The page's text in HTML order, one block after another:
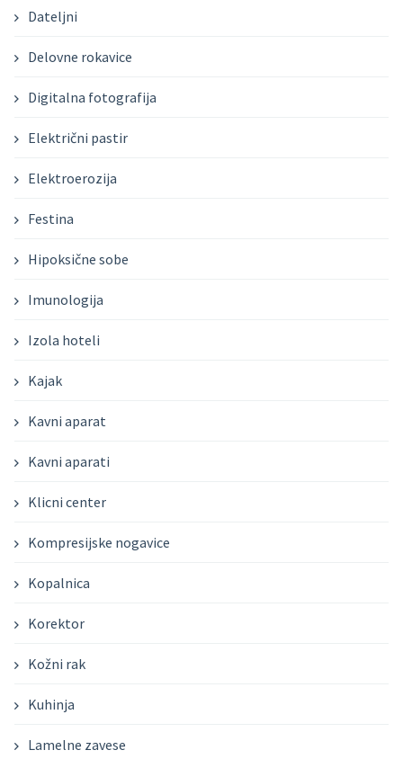
Dateljni
Delovne rokavice
Digitalna fotografija
Električni pastir
Elektroerozija
Festina
Hipoksične sobe
Imunologija
Izola hoteli
Kajak
Kavni aparat
Kavni aparati
Klicni center
Kompresijske nogavice
Kopalnica
Korektor
Kožni rak
Kuhinja
Lamelne zavese